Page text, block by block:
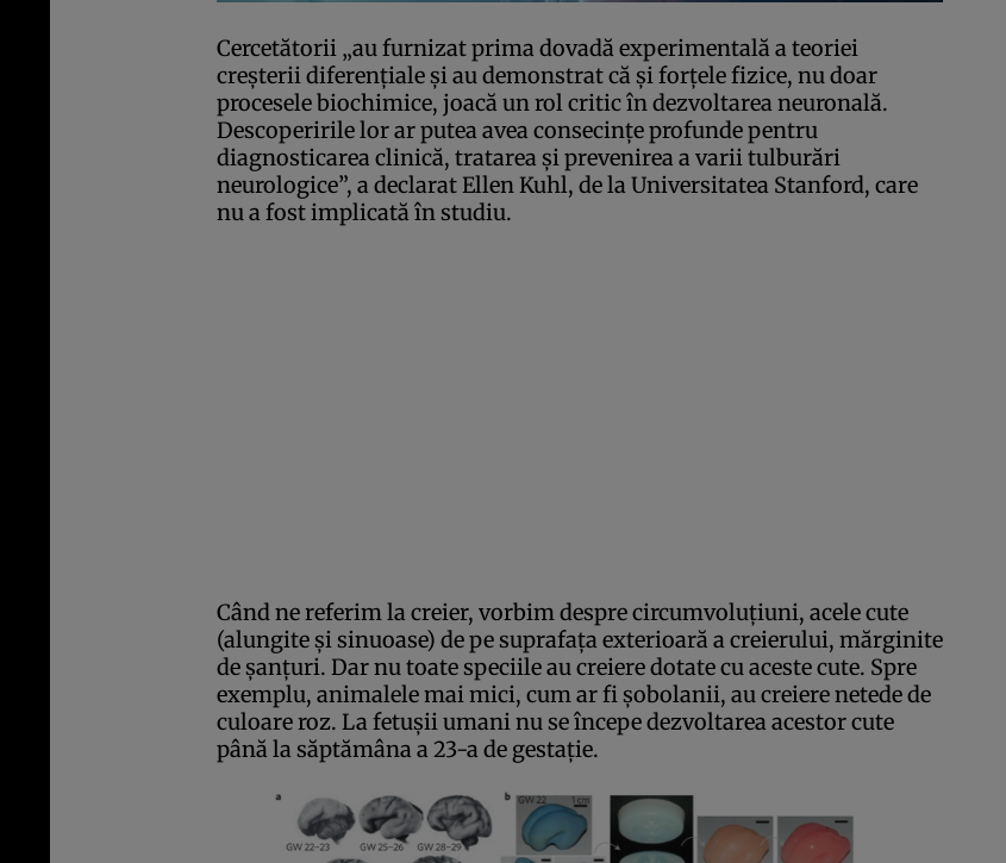
Cercetătorii „au furnizat prima dovadă experimentală a teoriei
creşterii diferenţiale şi au demonstrat că şi forţele fizice, nu doar
procesele biochimice, joacă un rol critic în dezvoltarea neuronală.
Descoperirile lor ar putea avea consecinţe profunde pentru
diagnosticarea clinică, tratarea şi prevenirea a varii tulburări
neurologice”, a declarat Ellen Kuhl, de la Universitatea Stanford, care
nu a fost implicată în studiu.
Când ne referim la creier, vorbim despre circumvoluţiuni, acele cute
(alungite şi sinuoase) de pe suprafaţa exterioară a creierului, mărginite
de şanţuri. Dar nu toate speciile au creiere dotate cu aceste cute. Spre
exemplu, animalele mai mici, cum ar fi şobolanii, au creiere netede de
culoare roz. La fetuşii umani nu se începe dezvoltarea acestor cute
până la săptămâna a 23-a de gestaţie.